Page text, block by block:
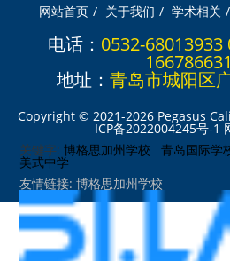
网站首页 / 关于我们 / 学术相关 /
电话： 0532-68013933
地址： 青岛市城阳区
Copyright © 2021-2026 Pegasus
ICP备2022004245号-1
关键字: 博格思加州学校 青岛国际学
美式中学
友情链接: 博格思加州学校